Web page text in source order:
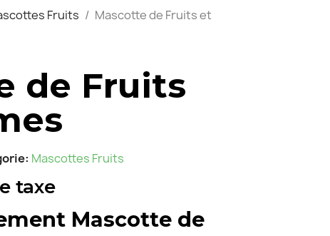
Fruits
Mascotte de Fruits et
de Fruits
Mascottes Fruits
taxe
Mascotte de